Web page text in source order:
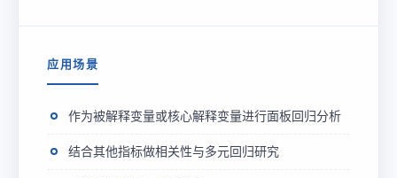
应用场景
作为被解释变量或核心解释变量进行面板回归分析
结合其他指标做相关性与多元回归研究